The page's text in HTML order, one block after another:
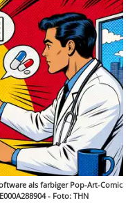
als farbiger Pop-Art-Comic
- Foto: THN